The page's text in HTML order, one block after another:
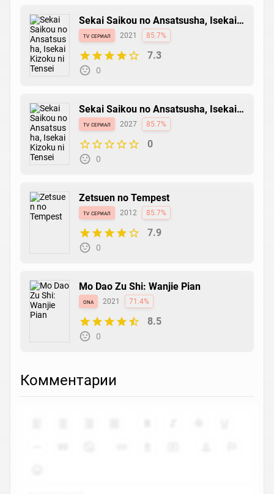
Sekai Saikou no Ansatsusha, Isekai
Kizoku ni Tensei suru
tv сериал 2021 85.7%
7.3
0
Sekai Saikou no Ansatsusha, Isekai
Kizoku ni Tensei suru Season 2
tv сериал 2027 85.7%
0
0
Zetsuen no Tempest
tv сериал 2012 85.7%
7.9
0
Mo Dao Zu Shi: Wanjie Pian
ona 2021 71.4%
8.5
0
Комментарии